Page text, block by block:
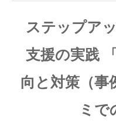
ステップア
支援の実践
向と対策（
ミで